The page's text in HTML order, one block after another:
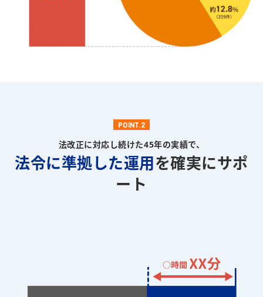
POINT.2
法改正に対応し続けた45年の実績で、
法令に準拠した運用 を確実にサポ
ート